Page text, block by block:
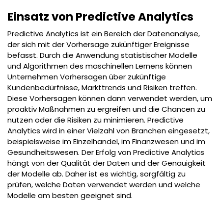
Einsatz von Predictive Analytics
Predictive Analytics ist ein Bereich der Datenanalyse,
der sich mit der Vorhersage zukünftiger Ereignisse
befasst. Durch die Anwendung statistischer Modelle
und Algorithmen des maschinellen Lernens können
Unternehmen Vorhersagen über zukünftige
Kundenbedürfnisse, Markttrends und Risiken treffen.
Diese Vorhersagen können dann verwendet werden, um
proaktiv Maßnahmen zu ergreifen und die Chancen zu
nutzen oder die Risiken zu minimieren. Predictive
Analytics wird in einer Vielzahl von Branchen eingesetzt,
beispielsweise im Einzelhandel, im Finanzwesen und im
Gesundheitswesen. Der Erfolg von Predictive Analytics
hängt von der Qualität der Daten und der Genauigkeit
der Modelle ab. Daher ist es wichtig, sorgfältig zu
prüfen, welche Daten verwendet werden und welche
Modelle am besten geeignet sind.